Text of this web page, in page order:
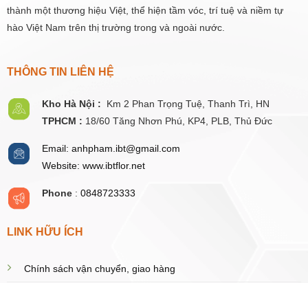
thành một thương hiệu Việt, thể hiện tầm vóc, trí tuệ và niềm tự
hào Việt Nam trên thị trường trong và ngoài nước.
THÔNG TIN LIÊN HỆ
Kho Hà Nội : Km 2 Phan Trọng Tuệ, Thanh Trì, HN
TPHCM : 18/60 Tăng Nhơn Phú, KP4, PLB, Thủ Đức
Email: anhpham.ibt@gmail.com
Website: www.ibtflor.net
Phone: 0848723333
LINK HỮU ÍCH
Chính sách vận chuyển, giao hàng